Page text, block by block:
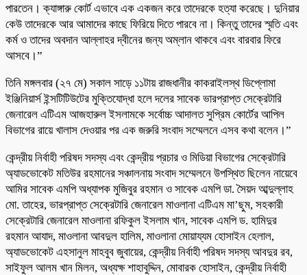
পারতেন। ক্যাঙ্গারু কোর্ট এভাবে এক একজন করে তাদেরকে হত্যা করেছে। দুনিয়ার
কেউ তাদেরকে আর আমাদের কাছে ফিরিয়ে দিতে পারবে না। কিন্তু তাদের স্মৃতি এবং
কর্ম ও তাদের অবদান আল্লাহর দ্বীনের জন্য অম্লান থাকবে এবং বারবার ফিরে
আসবে।”
তিনি মঙ্গলবার (২৭ মে) সকাল সাড়ে ১১টায় রাজধানীর কাকরাইলস্থ ডিপ্লোমা
ইঞ্জিনিয়ার্স ইন্সটিটিউটের মুক্তিযোদ্ধা হলে দলের সাবেক ভারপ্রাপ্ত সেক্রেটারি
জেনারেল এটিএম আজহারুল ইসলামকে সর্বোচ্চ আদালত সুপ্রিম কোর্টের আপিল
বিভাগের রায়ে খালাস দেওয়ার পর এক জরুরি সংবাদ সম্মেলনে এসব কথা বলেন।”
কেন্দ্রীয় নির্বাহী পরিষদ সদস্য এবং কেন্দ্রীয় প্রচার ও মিডিয়া বিভাগের সেক্রেটারি
অ্যাডভোকেট মতিউর রহমানের সঞ্চালনায় সংবাদ সম্মেলনে উপস্থিত ছিলেন নায়েবে
আমির সাবেক এমপি অধ্যাপক মুজিবুর রহমান ও সাবেক এমপি ডা. সৈয়দ আব্দুল্লাহ
মো. তাহের, ভারপ্রাপ্ত সেক্রেটারি জেনারেল মাওলানা এটিএম মা’ছুম, সহকারী
সেক্রেটারি জেনারেল মাওলানা রফিকুল ইসলাম খান, সাবেক এমপি ড. হামিদুর
রহমান আযাদ, মাওলানা আবদুল হালিম, মাওলানা মোয়ায্যম হোসাইন হেলাল,
অ্যাডভোকেট এহসানুল মাহবুব জুবায়ের, কেন্দ্রীয় নির্বাহী পরিষদ সদস্য আবদুর রব,
সাইফুল আলম খান মিলন, অধ্যক্ষ শাহাবুদ্দিন, মোবারক হোসাইন, কেন্দ্রীয় নির্বাহী